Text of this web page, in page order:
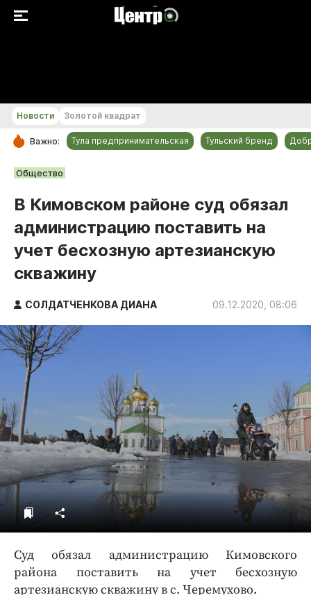
РУБРИКИ
Происшествия
Спорт
Тульский бренд
Тула предпринимательская
Голодный шпион
Новости Золотой квадрат
Важно: Тула предпринимательская Тульский бренд
Общество
В Кимовском районе суд обязал
администрацию поставить на
учет бесхозную артезианскую
скважину
СОЛДАТЧЕНКОВА ДИАНА 09.12.2020, 08:06
Суд обязал администрацию Кимовского
района поставить на учет бесхозную
артезианскую скважину в с. Черемухово.